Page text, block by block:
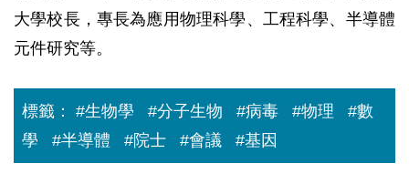
大學校長，專長為應用物理科學、工程科學、半導體
元件研究等。
標籤： #生物學 #分子生物 #病毒 #物理
#數
學
#半導體 #院士 #會議 #基因